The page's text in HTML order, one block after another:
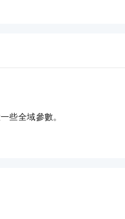
些全域參數。